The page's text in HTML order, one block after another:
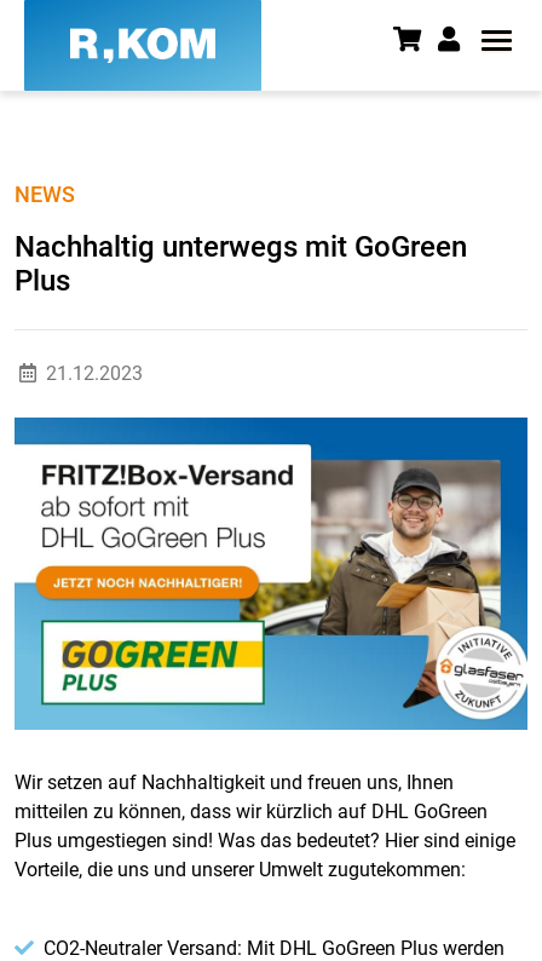
NEWS
Nachhaltig unterwegs mit GoGreen
Plus
21.12.2023
Wir setzen auf Nachhaltigkeit und freuen uns, Ihnen
mitteilen zu können, dass wir kürzlich auf DHL GoGreen
Plus umgestiegen sind! Was das bedeutet? Hier sind einige
Vorteile, die uns und unserer Umwelt zugutekommen:
CO2-Neutraler Versand: Mit DHL GoGreen Plus werden